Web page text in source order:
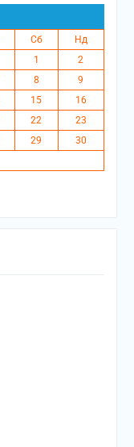
Сб
Нд
1
2
8
9
15
16
22
23
29
30